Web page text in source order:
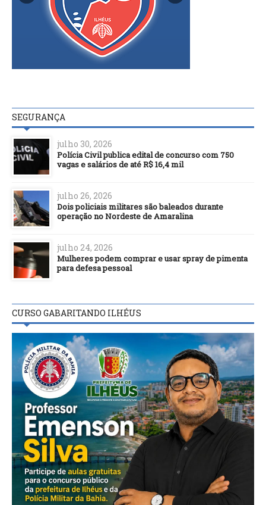
SEGURANÇA
julho 30, 2026
Polícia Civil publica edital de concurso com 750
vagas e salários de até R$ 16,4 mil
julho 26, 2026
Dois policiais militares são baleados durante
operação no Nordeste de Amaralina
julho 24, 2026
Mulheres podem comprar e usar spray de pimenta
para defesa pessoal
CURSO GABARITANDO ILHÉUS